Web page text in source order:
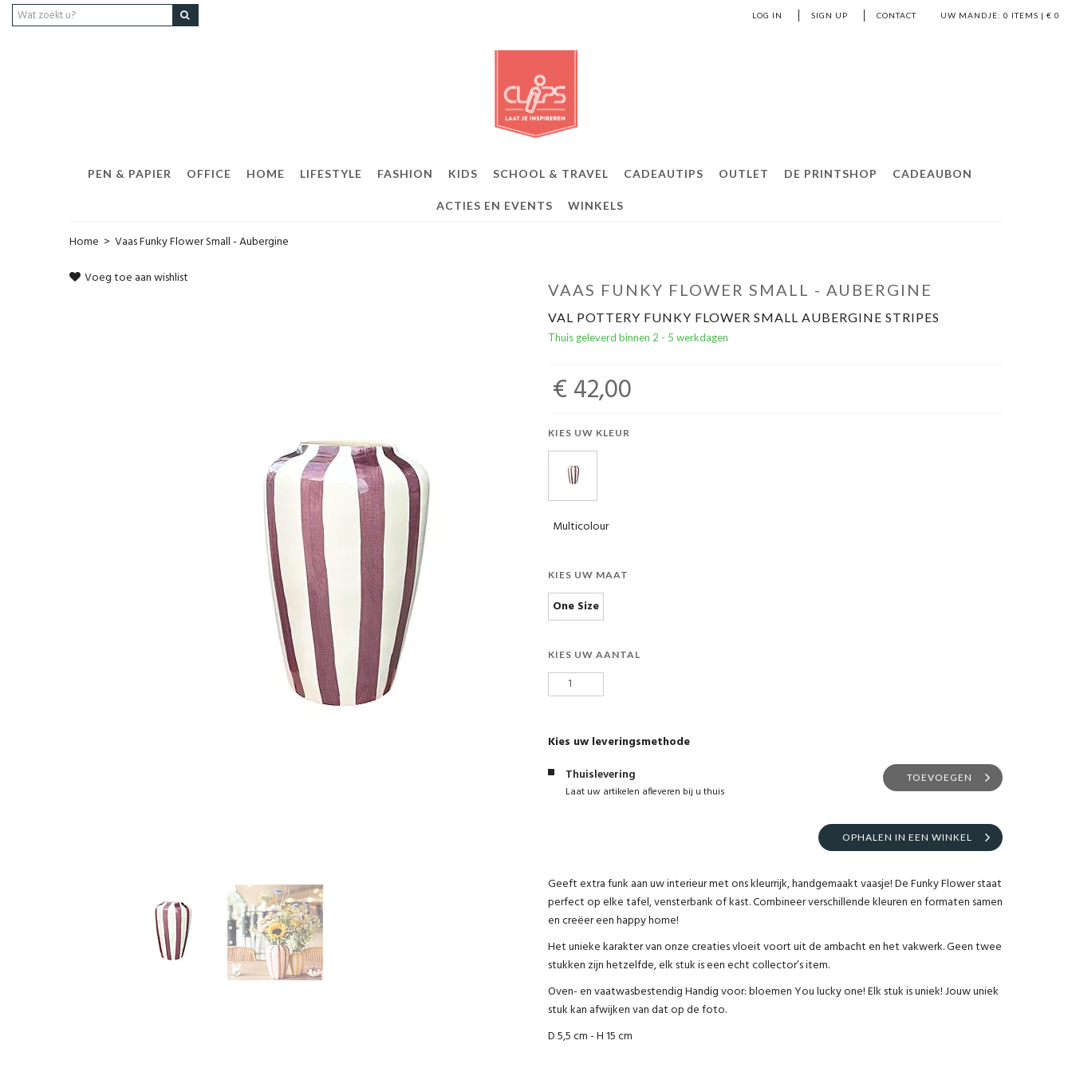
UW MANDJE: 0 ITEMS | € 0
LOG IN SIGN UP CONTACT
PEN & PAPIER OFFICE HOME LIFESTYLE FASHION KIDS SCHOOL & TRAVEL CADEAUTIPS OUTLET DE PRINTSHOP CADEAUBON
ACTIES EN EVENTS WINKELS
Home > Vaas Funky Flower Small - Aubergine
Voeg toe aan wishlist
VAAS FUNKY FLOWER SMALL - AUBERGINE
VAL POTTERY FUNKY FLOWER SMALL AUBERGINE STRIPES
Thuis geleverd binnen 2 - 5 werkdagen
€ 42,00
KIES UW KLEUR
Multicolour
KIES UW MAAT
One Size
KIES UW AANTAL
Kies uw leveringsmethode
Thuislevering
Laat uw artikelen afleveren bij u thuis
TOEVOEGEN
OPHALEN IN EEN WINKEL
Geeft extra funk aan uw interieur met ons kleurrijk, handgemaakt vaasje! De Funky Flower staat
perfect op elke tafel, vensterbank of kast. Combineer verschillende kleuren en formaten samen
en creëer een happy home!
Het unieke karakter van onze creaties vloeit voort uit de ambacht en het vakwerk. Geen twee
stukken zijn hetzelfde, elk stuk is een echt collector’s item.
Oven- en vaatwasbestendig Handig voor: bloemen You lucky one! Elk stuk is uniek! Jouw uniek
stuk kan afwijken van dat op de foto.
D 5,5 cm - H 15 cm